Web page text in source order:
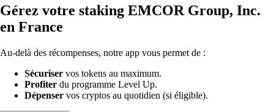
Gérez votre staking EMCOR Group, Inc.
en France
Au-delà des récompenses, notre app vous permet de :
Sécuriser vos tokens au maximum.
Profiter du programme Level Up.
Dépenser vos cryptos au quotidien (si éligible).